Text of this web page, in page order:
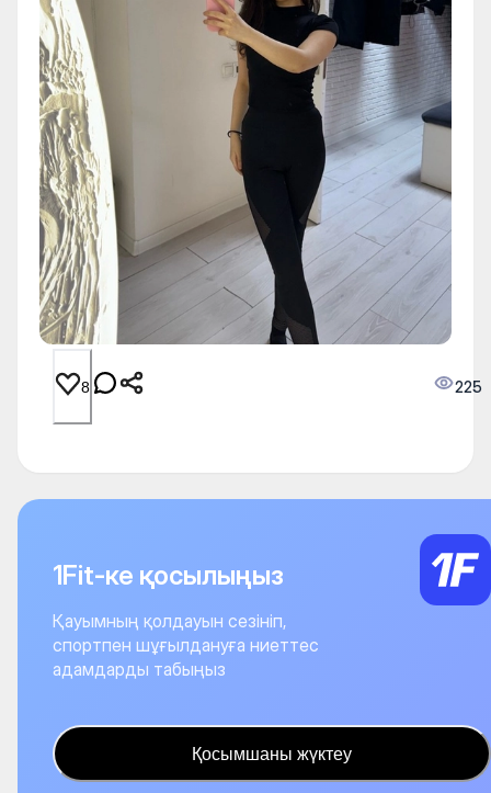
8 225
1Fit-ке қосылыңыз
Қауымның қолдауын сезініп,
спортпен шұғылдануға ниеттес
адамдарды табыңыз
Қосымшаны жүктеу